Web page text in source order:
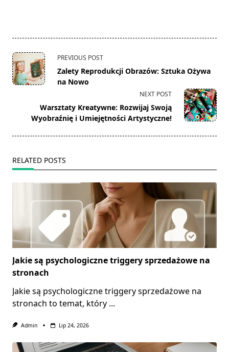
<span
class="nav-
subtitle
reader-
text">Page</span>
PREVIOUS POST
Zalety Reprodukcji Obrazów: Sztuka Ożywa
na Nowo
NEXT POST
Warsztaty Kreatywne: Rozwijaj Swoją
Wyobraźnię i Umiejętności Artystyczne!
RELATED POSTS
Jakie są psychologiczne triggery sprzedażowe na
stronach
Jakie są psychologiczne triggery sprzedażowe na
stronach to temat, który ...
Admin Lip 24, 2026